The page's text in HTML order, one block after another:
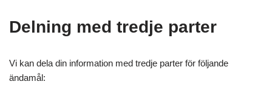
Delning med tredje parter
Vi kan dela din information med tredje parter för följande
ändamål: